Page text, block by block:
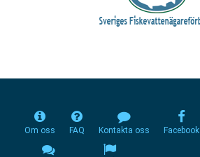
Om oss FAQ Kontakta oss Facebook